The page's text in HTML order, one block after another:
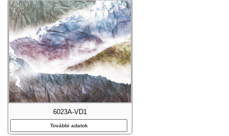
6023A-VD1
További adatok